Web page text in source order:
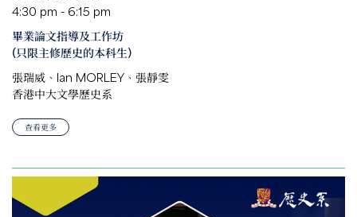
4:30 pm - 6:15 pm
畢業論文指導及工作坊
(只限主修歷史的本科生)
張瑞威、Ian MORLEY、張靜雯
香港中大文學歷史系
查看更多